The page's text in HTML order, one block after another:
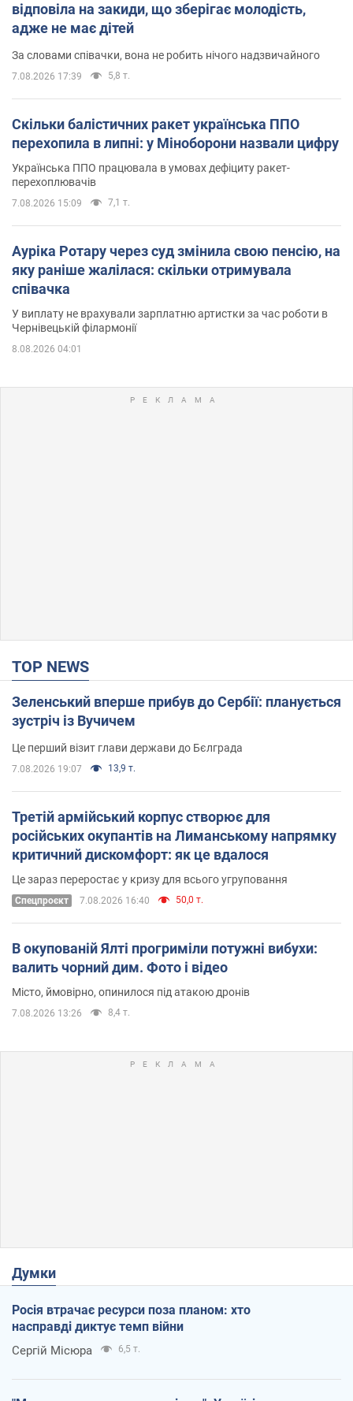
відповіла на закиди, що зберігає молодість,
адже не має дітей
За словами співачки, вона не робить нічого надзвичайного
7.08.2026 17:39 5,8 т.
Скільки балістичних ракет українська ППО
перехопила в липні: у Міноборони назвали цифру
Українська ППО працювала в умовах дефіциту ракет-
перехоплювачів
7.08.2026 15:09 7,1 т.
Ауріка Ротару через суд змінила свою пенсію, на
яку раніше жалілася: скільки отримувала
співачка
У виплату не врахували зарплатню артистки за час роботи в
Чернівецькій філармонії
8.08.2026 04:01
TOP NEWS
Зеленський вперше прибув до Сербії: планується
зустріч із Вучичем
Це перший візит глави держави до Бєлграда
7.08.2026 19:07 13,9 т.
Третій армійський корпус створює для
російських окупантів на Лиманському напрямку
критичний дискомфорт: як це вдалося
Це зараз переростає у кризу для всього угруповання
Cпецпроєкт 7.08.2026 16:40 50,0 т.
В окупованій Ялті прогриміли потужні вибухи:
валить чорний дим. Фото і відео
Місто, ймовірно, опинилося під атакою дронів
7.08.2026 13:26 8,4 т.
Думки
Росія втрачає ресурси поза планом: хто
насправді диктує темп війни
Сергій Місюра 6,5 т.